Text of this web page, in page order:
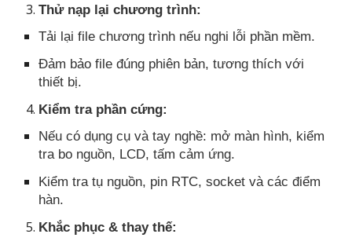
Thử nạp lại chương trình:
Tải lại file chương trình nếu nghi lỗi phần mềm.
Đảm bảo file đúng phiên bản, tương thích với
thiết bị.
Kiểm tra phần cứng:
Nếu có dụng cụ và tay nghề: mở màn hình, kiểm
tra bo nguồn, LCD, tấm cảm ứng.
Kiểm tra tụ nguồn, pin RTC, socket và các điểm
hàn.
Khắc phục & thay thế: